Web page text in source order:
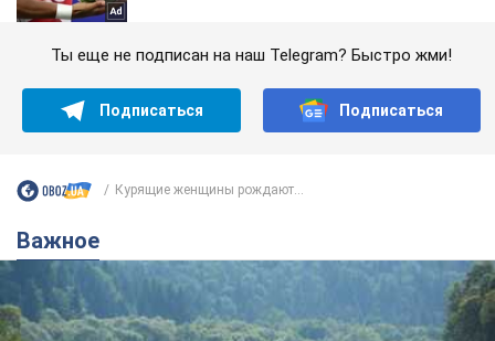
Ты еще не подписан на наш Telegram? Быстро жми!
Подписаться Подписаться
Курящие женщины рождают...
Важное